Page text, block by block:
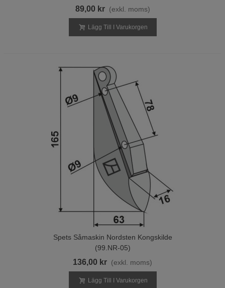
89,00 kr (exkl. moms)
Lägg Till I Varukorgen
Spets Såmaskin Nordsten Kongskilde
(99.NR-05)
136,00 kr (exkl. moms)
Lägg Till I Varukorgen